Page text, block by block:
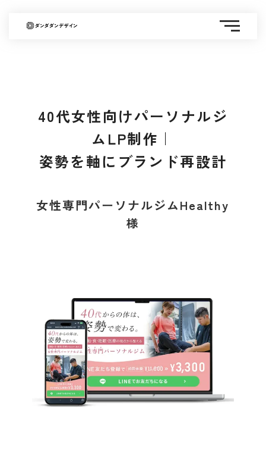
40代女性向けパーソナルジ
ムLP制作｜
姿勢を軸にブランド再設計
女性専門パーソナルジムHealthy
様